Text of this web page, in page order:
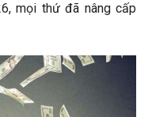
mọi thứ đã nâng cấp